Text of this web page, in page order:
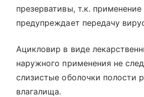
презервативы, т.к.
предупреждает передачу
Ацикловир в виде
наружного применения не
слизистые оболочки полости
влагалища.